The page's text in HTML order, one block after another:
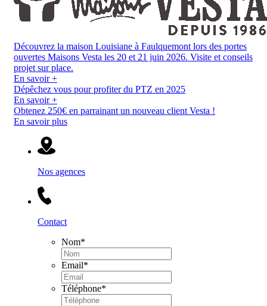
Découvrez la maison Louisiane à Faulquemont lors des portes
ouvertes Maisons Vesta les 20 et 21 juin 2026. Visite et conseils
projet sur place.
En savoir +
Dépêchez vous pour profiter du PTZ en 2025
En savoir +
Obtenez 250€ en parrainant un nouveau client Vesta !
En savoir plus
Nos agences
Contact
Nom*
Email*
Téléphone*